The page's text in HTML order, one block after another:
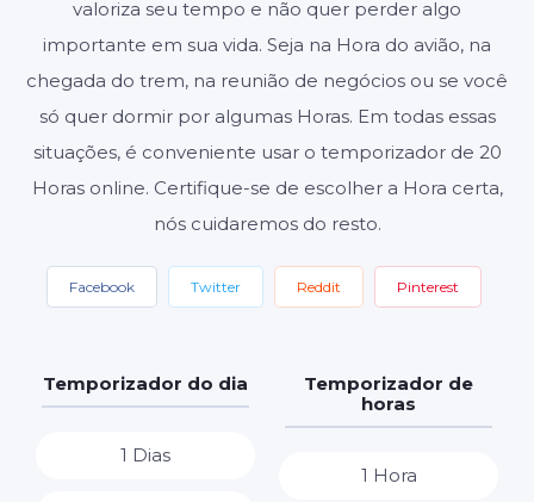
valoriza seu tempo e não quer perder algo
importante em sua vida. Seja na Hora do avião, na
chegada do trem, na reunião de negócios ou se você
só quer dormir por algumas Horas. Em todas essas
situações, é conveniente usar o temporizador de 20
Horas online. Certifique-se de escolher a Hora certa,
nós cuidaremos do resto.
Facebook Twitter Reddit Pinterest
Temporizador do dia
1 Dias
Temporizador de
horas
1 Hora
Configurações